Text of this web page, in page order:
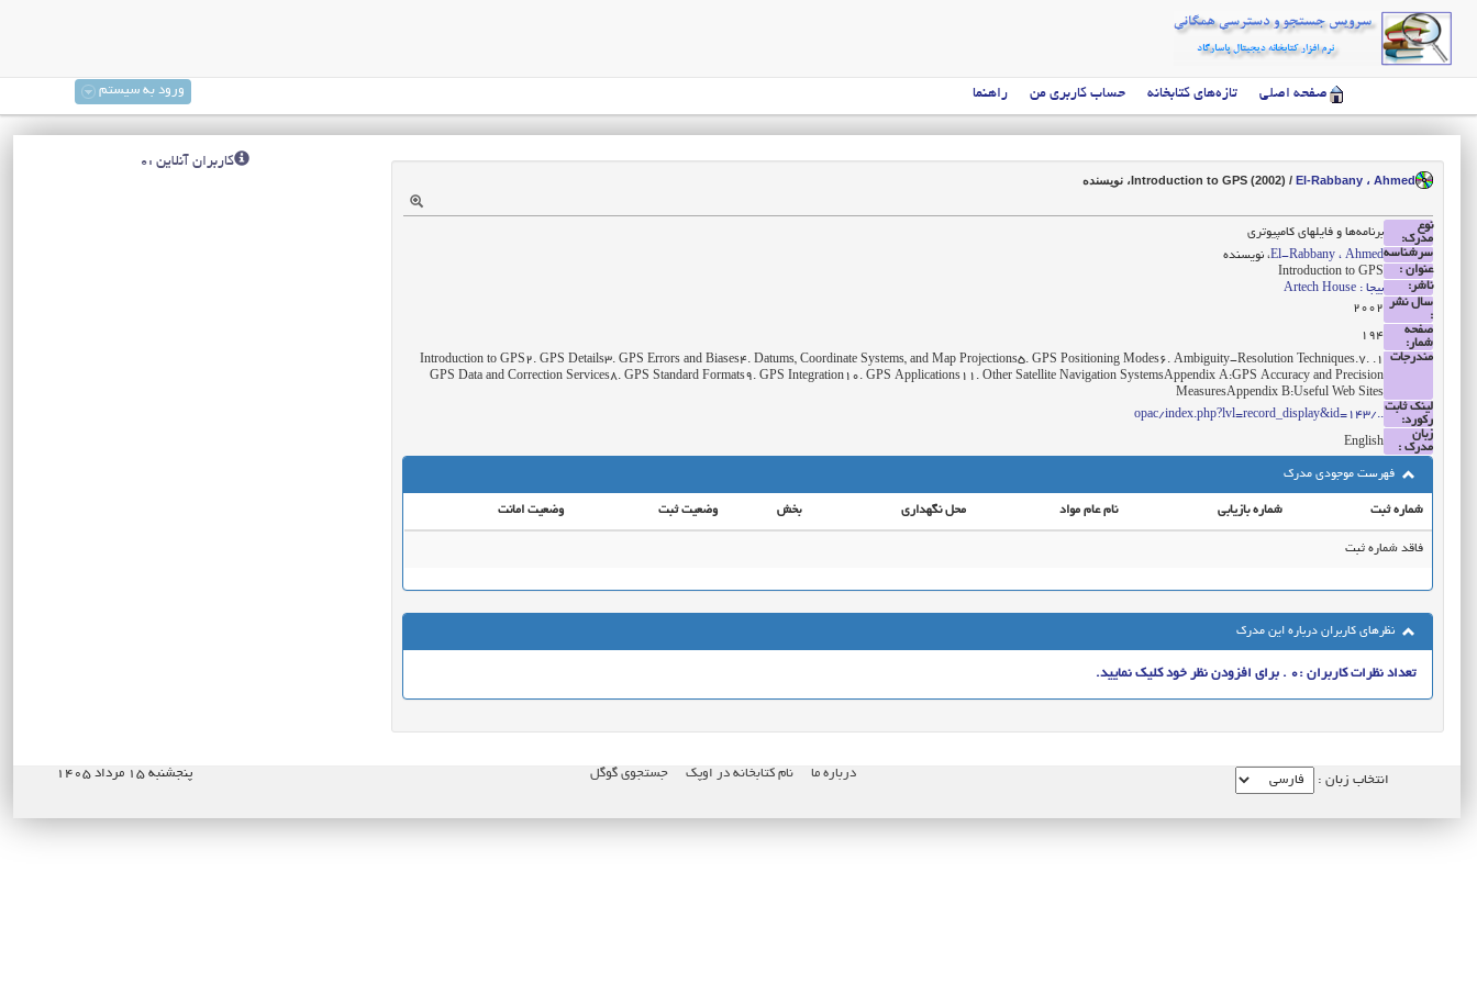
صفحه اصلی تازه‌های کتابخانه حساب کاربری من راهنما ورود به سیستم
Introduction to GPS (2002) / El-Rabbany ، Ahmed ، نویسنده
نوع
مدرک:
برنامه‌ها و فایلهای کامپیوتری
سرشناسهEl-Rabbany ، Ahmed، نویسنده
عنوان :
Introduction to GPS
ناشر:
بیجا : Artech House
سال نشر
:
2002
صفحه
شمار:
194
مندرجات
1. Introduction to GPS2. GPS Details3. GPS Errors and Biases4. Datums, Coordinate Systems, and Map Projections5. GPS Positioning Modes6. Ambiguity-Resolution Techniques.7.
GPS Data and Correction Services8. GPS Standard Formats9. GPS Integration10. GPS Applications11. Other Satellite Navigation SystemsAppendix A:GPS Accuracy and Precision
MeasuresAppendix B:Useful Web Sites
لینک ثابت
رکورد:
../opac/index.php?lvl=record_display&id=143
زبان
مدرک :
English
فهرست موجودی مدرک
شماره ثبت شماره بازیابی نام عام مواد محل نگهداری بخش وضعیت ثبت وضعیت امانت
فاقد شماره ثبت
نظرهای کاربران درباره این مدرک
تعداد نظرات کاربران :0 . برای افزودن نظر خود کلیک نمایید.
کاربران آنلاین :0
درباره ما نام کتابخانه در اوپک جستجوی گوگل پنجشنبه ۱۵ مرداد ۱۴۰۵ انتخاب زبان :